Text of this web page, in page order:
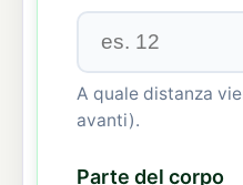
A quale distanza
avanti).
Parte del corpo